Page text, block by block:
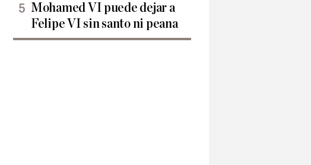
Mohamed VI puede dejar a
Felipe VI sin santo ni peana